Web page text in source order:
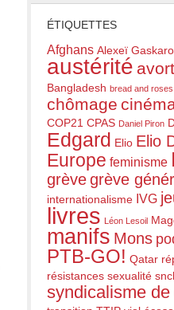
ÉTIQUETTES
Afghans Alexeï
austérité
Bangladesh bread and roses
chômage
COP21 CPAS Daniel Piron
Edgard Elio Elio
Europe feminisme
grèvegrève
internationalisme IVG
livres Léon Lesoil
manifs Mons
PTB-GO! Qatar
résistances sexualité
syndicalisme